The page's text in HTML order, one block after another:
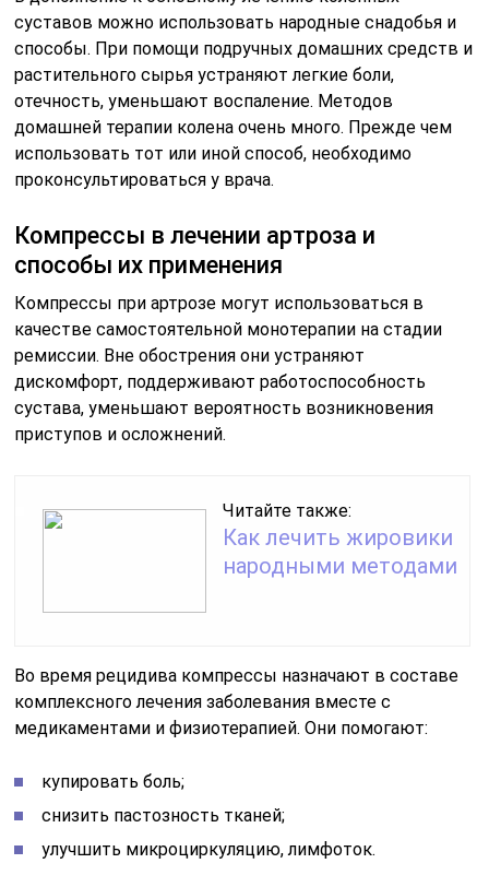
суставов можно использовать народные снадобья и
способы. При помощи подручных домашних средств и
растительного сырья устраняют легкие боли,
отечность, уменьшают воспаление. Методов
домашней терапии колена очень много. Прежде чем
использовать тот или иной способ, необходимо
проконсультироваться у врача.
Компрессы в лечении артроза и
способы их применения
Компрессы при артрозе могут использоваться в
качестве самостоятельной монотерапии на стадии
ремиссии. Вне обострения они устраняют
дискомфорт, поддерживают работоспособность
сустава, уменьшают вероятность возникновения
приступов и осложнений.
Читайте также:
Как лечить жировики
народными методами
Во время рецидива компрессы назначают в составе
комплексного лечения заболевания вместе с
медикаментами и физиотерапией. Они помогают:
купировать боль;
снизить пастозность тканей;
улучшить микроциркуляцию, лимфоток.